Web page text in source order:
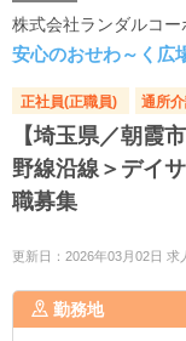
株式会社ランダルコー
安心のおせわ～く広
正社員(正職員) 通所介
【埼玉県／朝霞
野線沿線＞デイ
職募集
更新日：2026年03月02日 求
勤務地